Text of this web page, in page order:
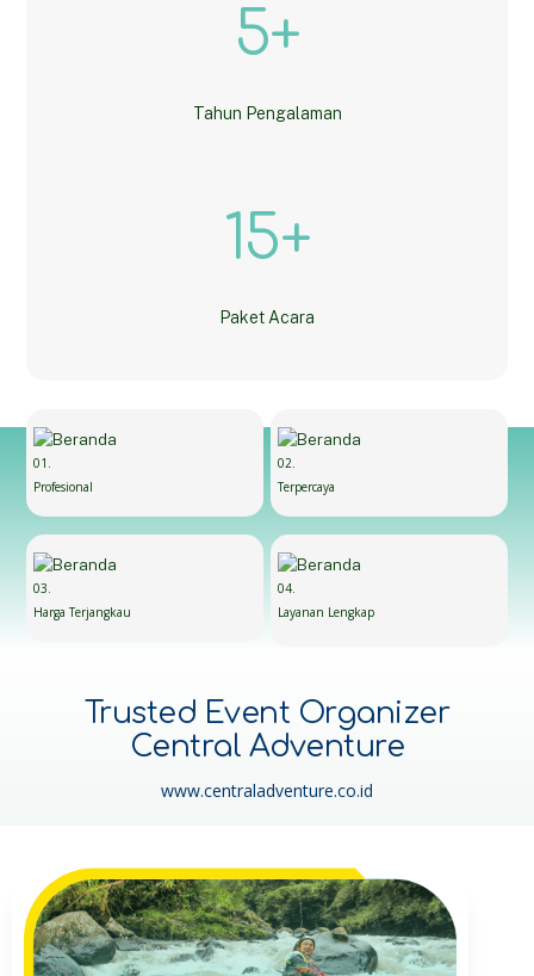
5+
Tahun Pengalaman
15+
Paket Acara
01.
Profesional
02.
Terpercaya
03.
Harga Terjangkau
04.
Layanan Lengkap
Trusted Event Organizer
Central Adventure
www.centraladventure.co.id